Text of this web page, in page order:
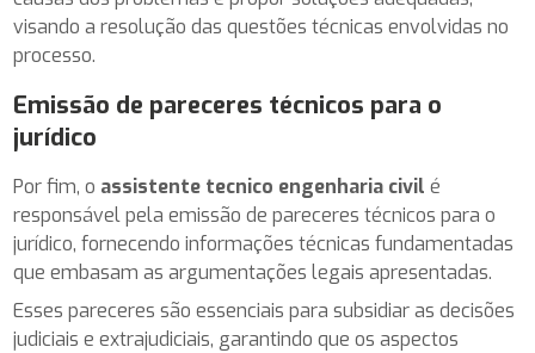
visando a resolução das questões técnicas envolvidas no
processo.
Emissão de pareceres técnicos para o
jurídico
Por fim, o assistente tecnico engenharia civil é
responsável pela emissão de pareceres técnicos para o
jurídico, fornecendo informações técnicas fundamentadas
que embasam as argumentações legais apresentadas.
Esses pareceres são essenciais para subsidiar as decisões
judiciais e extrajudiciais, garantindo que os aspectos